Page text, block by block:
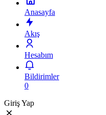
Anasayfa
Akış
Hesabım
Bildirimler
0
Giriş Yap